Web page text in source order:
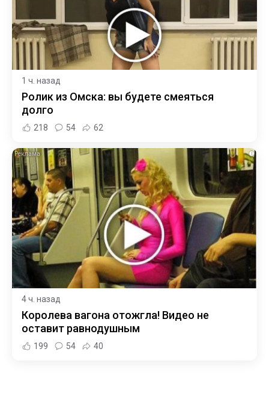
1 ч. назад
Ролик из Омска: вы будете смеяться
долго
218 54 62
i
4 ч. назад
Королева вагона отожгла! Видео не
оставит равнодушным
199 54 40